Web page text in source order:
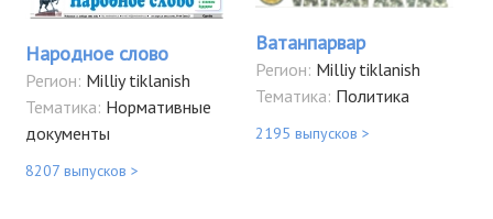
Народное слово
Регион: Milliy tiklanish
Тематика: Нормативные
документы
8207 выпусков >
Ватанпарвар
Регион: Milliy tiklanish
Тематика: Политика
2195 выпусков >